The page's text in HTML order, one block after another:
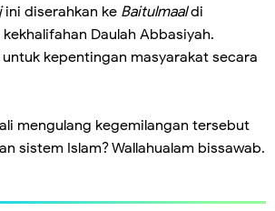
ini diserahkan ke Baitulmaaldi
Daulah Abbasiyah.
kepentingan masyarakat secara
mengulang kegemilangan tersebut
sistem Islam? Wallahualam bissawab.